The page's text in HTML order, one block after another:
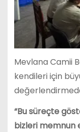
Mevlana Camii
kendileri için
“Bu süreçte
bizleri memnun